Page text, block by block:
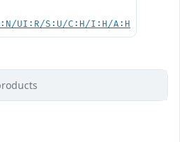
UI:R/S:U/C:H/I:H/A:H